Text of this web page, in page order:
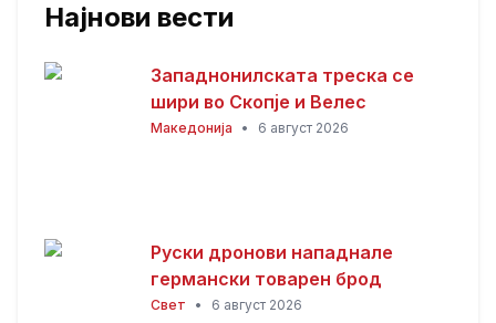
Најнови вести
Западнонилската треска се
шири во Скопје и Велес
Македонија • 6 август 2026
Руски дронови нападнале
германски товарен брод
Свет • 6 август 2026